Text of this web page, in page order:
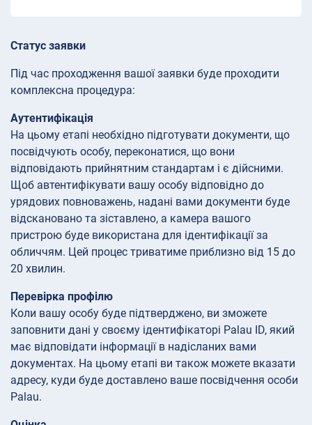
Статус заявки
Під час проходження вашої заявки буде проходити
комплексна процедура:
Аутентифікація
На цьому етапі необхідно підготувати документи, що
посвідчують особу, переконатися, що вони
відповідають прийнятним стандартам і є дійсними.
Щоб автентифікувати вашу особу відповідно до
урядових повноважень, надані вами документи буде
відскановано та зіставлено, а камера вашого
пристрою буде використана для ідентифікації за
обличчям. Цей процес триватиме приблизно від 15 до
20 хвилин.
Перевірка профілю
Коли вашу особу буде підтверджено, ви зможете
заповнити дані у своєму ідентифікаторі Palau ID, який
має відповідати інформації в надісланих вами
документах. На цьому етапі ви також можете вказати
адресу, куди буде доставлено ваше посвідчення особи
Palau.